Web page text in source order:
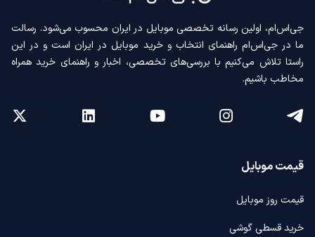
جی‌اس‌ام، اولین رسانه‌ تخصصی موبایل در ایران محسوب می‌شود. رسالت
ما در جی‌اس‌ام راهنمای انتخاب و خرید موبایل در ایران است و در این
راستا تلاش می‌کنیم با بررسی‌های تخصصی، اخبار و راهنمای خرید همراه
مخاطب باشیم.
قیمت موبایل
قیمت روز موبایل
خرید قسطی گوشی